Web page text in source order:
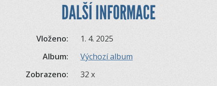
DALŠÍ INFORMACE
Vloženo:
1. 4. 2025
Album:
Výchozí album
Zobrazeno:
32 x